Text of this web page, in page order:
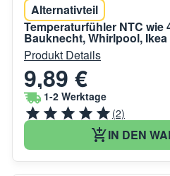
Alternativteil
Temperaturfühler NTC wie
Bauknecht, Whirlpool, Ikea
Produkt Details
9,89 €
1-2 Werktage
(2)
IN DEN